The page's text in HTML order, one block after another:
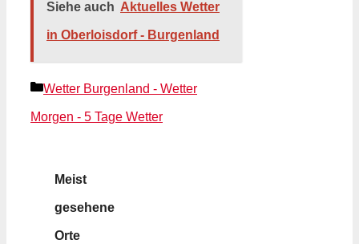
Siehe auch Aktuelles Wetter
in Oberloisdorf - Burgenland
Kategorien
Wetter Burgenland - Wetter
Morgen - 5 Tage Wetter
Meist
gesehene
Orte